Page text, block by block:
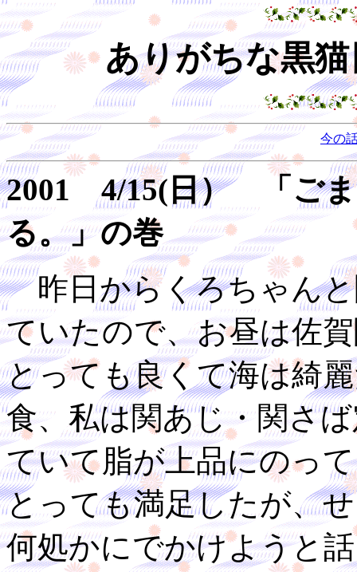
ありがちな黒
今の
2001 4/15(日） 「ごま
る。」の巻
昨日からくろちゃんと
ていたので、お昼は佐
とっても良くて海は綺
食、私は関あじ・関さ
ていて脂が上品にのっ
とっても満足したが、
何処かにでかけようと